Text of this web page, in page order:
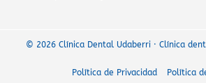
© 2026 Clínica Dental Udaberri · Clínica
Política de Privacidad Política